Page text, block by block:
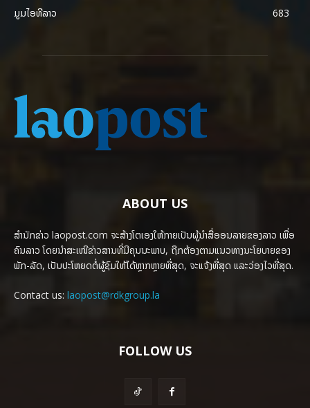
ມູມໄອທີລາວ
683
ABOUT US
ສຳນັກຂ່າວ laopost.com ຈະສ້າງໂຕເອງໃຫ້ກາຍເປັນຜູ້ນຳສື່ອອນລາຍຂອງລາວ ເພື່ອ
ຄົນລາວ ໂດຍນຳສະເໜີຂ່າວສານທີ່ມີຄຸນນະພາບ, ຖືກຕ້ອງຕາມແນວທາງນະໂຍບາຍຂອງ
ພັກ-ລັດ, ເປັນປະໂຫຍດຕໍ່ຜູ້ຊົມໃຫ້ໄດ້ຫຼາກຫຼາຍທີ່ສຸດ, ຈະແຈ້ງທີ່ສຸດ ແລະວ່ອງໄວທີ່ສຸດ.
Contact us: laopost@rdkgroup.la
FOLLOW US